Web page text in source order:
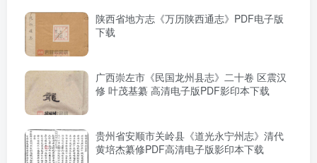
陕西省地方志《万历陕西通志》PDF电子版
下载
广西崇左市《民国龙州县志》二十卷 区震汉
修 叶茂基纂 高清电子版PDF影印本下载
贵州省安顺市关岭县《道光永宁州志》清代
黄培杰纂修PDF高清电子版影印本下载